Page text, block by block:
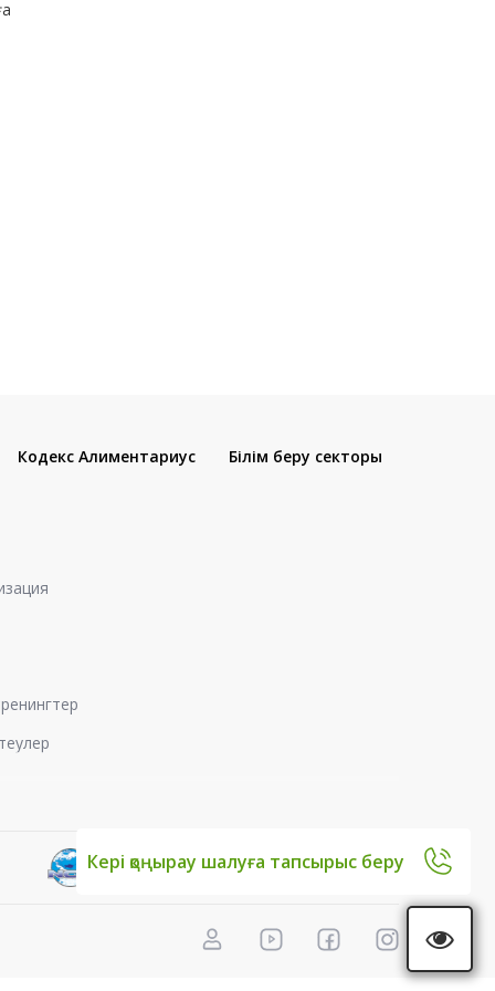
Кері қоңырау шалуға тапсырыс беру
Кодекс Алиментариус Білім беру секторы